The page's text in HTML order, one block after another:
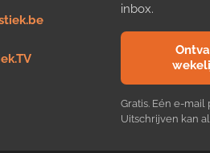
inbox.
Gratis. Eén e-mail
Uitschrijven kan